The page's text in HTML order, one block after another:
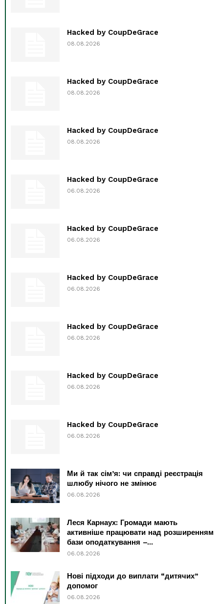
Hacked by CoupDeGrace
08.08.2026
Hacked by CoupDeGrace
08.08.2026
Hacked by CoupDeGrace
08.08.2026
Hacked by CoupDeGrace
06.08.2026
Hacked by CoupDeGrace
06.08.2026
Hacked by CoupDeGrace
06.08.2026
Hacked by CoupDeGrace
06.08.2026
Hacked by CoupDeGrace
06.08.2026
Hacked by CoupDeGrace
06.08.2026
Ми й так сім’я: чи справді реєстрація
шлюбу нічого не змінює
06.08.2026
Леся Карнаух: Громади мають
активніше працювати над розширенням
бази оподаткування –...
06.08.2026
Нові підходи до виплати “дитячих”
допомог
06.08.2026